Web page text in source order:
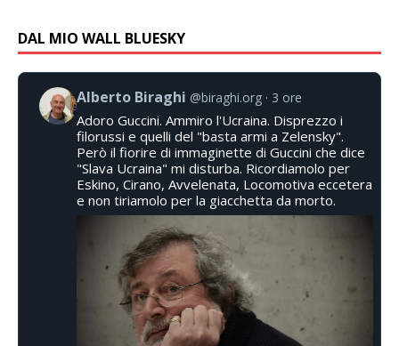
DAL MIO WALL BLUESKY
Alberto Biraghi @biraghi.org 3 ore
Adoro Guccini. Ammiro l'Ucraina. Disprezzo i
filorussi e quelli del "basta armi a Zelensky".
Però il fiorire di immaginette di Guccini che dice
"Slava Ucraina" mi disturba. Ricordiamolo per
Eskino, Cirano, Avvelenata, Locomotiva eccetera
e non tiriamolo per la giacchetta da morto.